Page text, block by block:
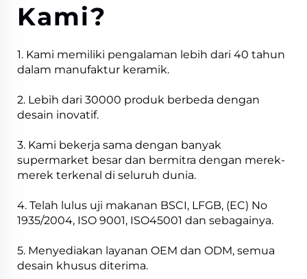
Kami?
1. Kami memiliki pengalaman lebih dari 40 tahun
dalam manufaktur keramik.
2. Lebih dari 30000 produk berbeda dengan
desain inovatif.
3. Kami bekerja sama dengan banyak
supermarket besar dan bermitra dengan merek-
merek terkenal di seluruh dunia.
4. Telah lulus uji makanan BSCI, LFGB, (EC) No
1935/2004, ISO 9001, ISO45001 dan sebagainya.
5. Menyediakan layanan OEM dan ODM, semua
desain khusus diterima.